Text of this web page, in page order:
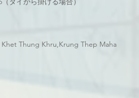
Thung Khru,Krung Thep Maha